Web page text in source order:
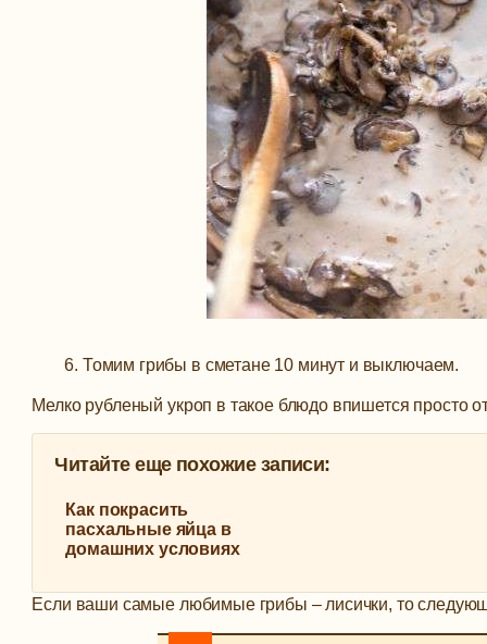
6. Томим грибы в сметане 10 минут и выключаем.
Мелко рубленый укроп в такое блюдо впишется просто
Читайте еще похожие записи:
Как покрасить
пасхальные яйца в
домашних условиях
Если ваши самые любимые грибы – лисички, то